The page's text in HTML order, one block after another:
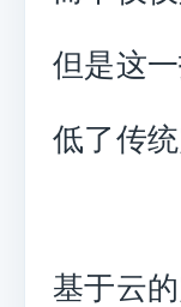
但是这
低了传
基于云